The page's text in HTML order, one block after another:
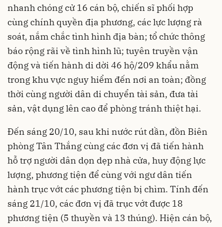
nhanh chóng cử 16 cán bộ, chiến sĩ phối hợp
cùng chính quyền địa phương, các lực lượng rà
soát, nắm chắc tình hình địa bàn; tổ chức thông
báo rộng rãi về tình hình lũ; tuyên truyền vận
động và tiến hành di dời 46 hộ/209 khẩu nằm
trong khu vực nguy hiểm đến nơi an toàn; đồng
thời cùng người dân di chuyển tài sản, đưa tài
sản, vật dụng lên cao để phòng tránh thiệt hại.
Đến sáng 20/10, sau khi nước rút dần, đồn Biên
phòng Tân Thắng cùng các đơn vị đã tiến hành
hỗ trợ người dân dọn dẹp nhà cửa, huy động lực
lượng, phương tiện để cùng với ngư dân tiến
hành trục vớt các phương tiện bị chìm. Tính đến
sáng 21/10, các đơn vị đã trục vớt được 18
phương tiện (5 thuyền và 13 thúng). Hiện cán bộ,